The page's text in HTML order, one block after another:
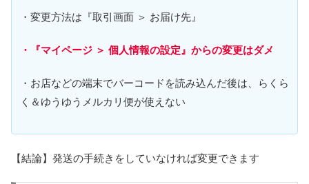
・変更方法は『取引画面 ＞ お届け先』
・『マイページ ＞ 個人情報の設定』からの変更はダメ
・お店などの端末でバーコードを読み込んだ後は、らくら
く＆ゆうゆうメルカリ便が使えない
【結論】発送の手続きをしていなければ変更できます